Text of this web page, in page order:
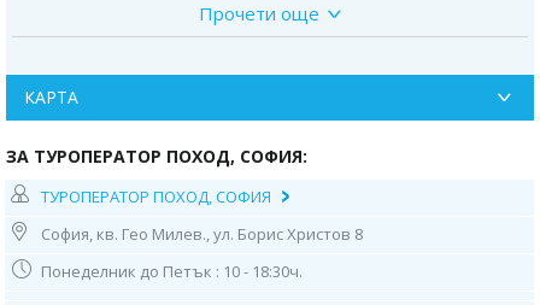
Програма на пътуването:
маршрут София - Текирдаг.
Свободно време за разходка снимки и шопинг. Вечеря в ресторанта
епоха от гръцки колонисти от остров Самос, които му дават името
Бизанте (Βισάνθη). В Анабазис на Ксенофонт Бизанте е споменат като
владение на тракийския цар Севт II, който предлага на Ксенофонт
„най-хубавата от крепостите ми край морето“като възнаграждение за
наемническите му услуги. Много автори смятат, че планината,
Прочети още
КАРТА
ЗА ТУРОПЕРАТОР ПОХОД, СОФИЯ:
ТУРОПЕРАТОР ПОХОД, СОФИЯ
София, кв. Гео Милев., ул. Борис Христов 8
Понеделник до Петък : 10 - 18:30ч.